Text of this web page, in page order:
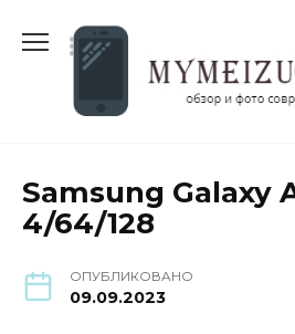
содержанию
Samsung Galaxy
4/64/128
ОПУБЛИКОВАНО
09.09.2023